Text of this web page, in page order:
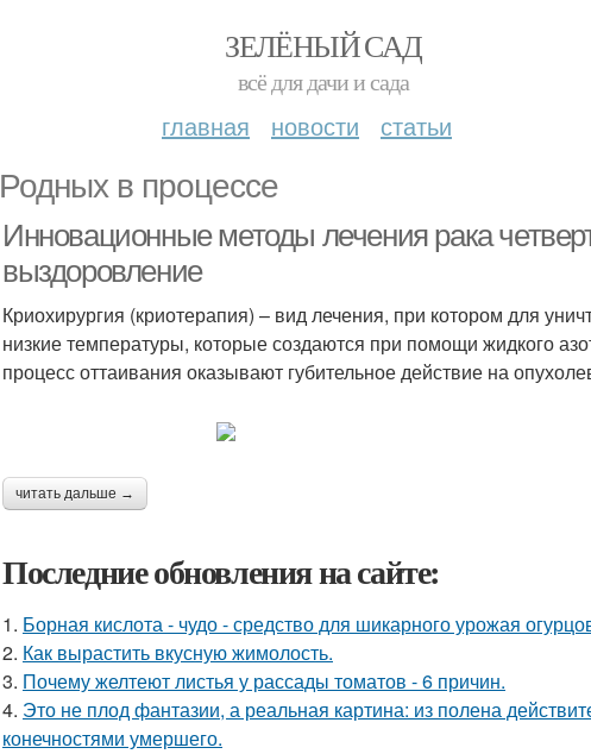
ЗЕЛЁНЫЙ САД
всё для дачи и сада
главная новости статьи
Родных в процессе
Инновационные методы лечения рака
выздоровление
Криохирургия (криотерапия) – вид лечения, при котором для
низкие температуры, которые создаются при помощи жидкого
процесс оттаивания оказывают губительное действие на
читать дальше →
Последние обновления на сайте:
1. Борная кислота - чудо - средство для шикарного урожая
2. Как вырастить вкусную жимолость.
3. Почему желтеют листья у рассады томатов - 6 причин.
4. Это не плод фантазии, а реальная картина: из полена
конечностями умершего.